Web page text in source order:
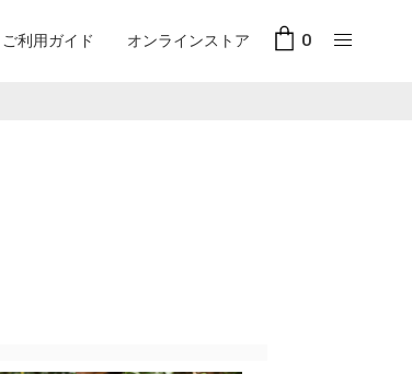
ご利用ガイド オンラインストア 0